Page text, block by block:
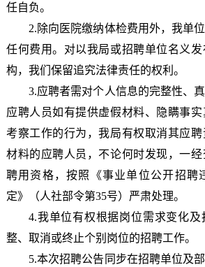
任自负。
2.除向医院缴纳体检费用外，我单
任何费用。对以我局或招聘单位名义
构，我们保留追究法律责任的权利。
3.应聘者需对个人信息的完整性、
应聘人员如有提供虚假材料、隐瞒事
考察工作的行为，我局有权取消其应
材料的应聘人员，不论何时发现，一
聘用资格，按照《事业单位公开招聘
定》（人社部令第35号）严肃处理。
4.我单位有权根据岗位需求变化及
整、取消或终止个别岗位的招聘工作。
5.本次招聘公告同步在招聘单位及